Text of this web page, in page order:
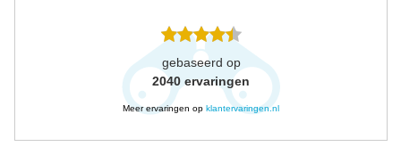
gebaseerd op
2040 ervaringen
Meer ervaringen op klantervaringen.nl